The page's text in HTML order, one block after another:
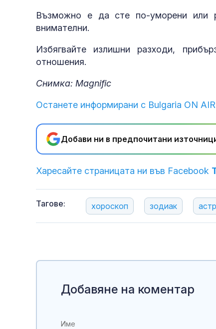
Възможно е да сте по-уморени или
внимателни.
Избягвайте излишни разходи,
отношения.
Снимка: Magnific
Останете информирани с Bulgaria ON
Добави ни в предпочитани
Харесайте страницата ни във Facebook
Тагове: хороскоп зодиак
Добавяне на коментар